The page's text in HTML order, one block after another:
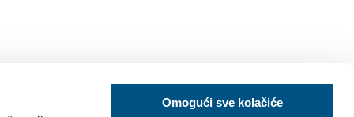
Omogući sve kolačiće